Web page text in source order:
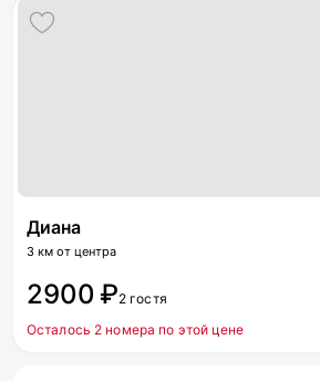
Диана
3 км от центра
2900 ₽2 гостя
Осталось 2 номера по этой цене